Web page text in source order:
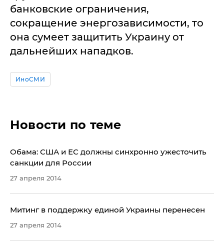
банковские ограничения,
сокращение энергозависимости, то
она сумеет защитить Украину от
дальнейших нападков.
ИноСМИ
Новости по теме
​Обама: США и ЕС должны синхронно ужесточить
санкции для России
27 апреля 2014
Митинг в поддержку единой Украины перенесен
27 апреля 2014